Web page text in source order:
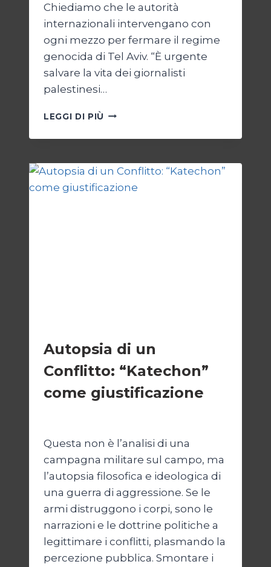
Chiediamo che le autorità
internazionali intervengano con
ogni mezzo per fermare il regime
genocida di Tel Aviv. “È urgente
salvare la vita dei giornalisti
palestinesi…
LEGGI DI PIÙ GIORNALISTI,
APPELLO
GAZA
Autopsia di un
Conflitto: “Katechon”
come giustificazione
Questa non è l’analisi di una
campagna militare sul campo, ma
l’autopsia filosofica e ideologica di
una guerra di aggressione. Se le
armi distruggono i corpi, sono le
narrazioni e le dottrine politiche a
legittimare i conflitti, plasmando la
percezione pubblica. Smontare i